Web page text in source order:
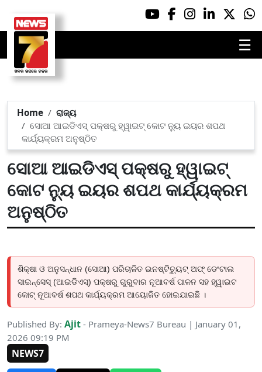
☰
Home
ରାଜ୍ୟ
ସୋଆ ଆଇଡିଏସ୍ ପକ୍ଷରୁ ହ୍ୱାଇଟ୍ କୋଟ ନ୍ୟୁ ଇୟର ଶପଥ
କାର୍ଯ୍ୟକ୍ରମ ଅନୁଷ୍ଠିତ
ସୋଆ ଆଇଡିଏସ୍ ପକ୍ଷରୁ ହ୍ୱାଇଟ୍
କୋଟ ନ୍ୟୁ ଇୟର ଶପଥ କାର୍ଯ୍ୟକ୍ରମ
ଅନୁଷ୍ଠିତ
ଶିକ୍ଷା ଓ ଅନୁସନ୍ଧାନ (ସୋଆ) ପରିଚାଳିତ ଇନଷ୍ଟିଚ୍ୟୁଟ୍ ଅଫ୍ ଡେଂଟାଲ
ସାଇନ୍ସେସ୍ (ଆଇଡିଏସ୍) ପକ୍ଷରୁ ଗୁରୁବାର ନୂଆବର୍ଷ ପାଳନ ସହ ହ୍ୱାଇଟ
କୋଟ୍ ନୂଆବର୍ଷ ଶପଥ କାର୍ଯ୍ୟକ୍ରମ ଆୟୋଜିତ ହୋଇଯାଇଛି ।
Published By: Ajit - Prameya-News7 Bureau | January 01,
2026 09:19 PM
NEWS7